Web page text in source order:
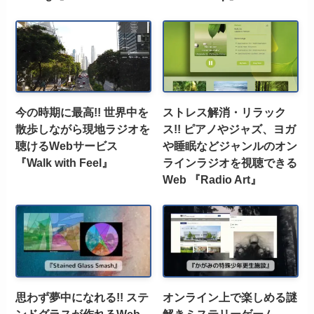
今の時期に最高!! 世界中を
散歩しながら現地ラジオを
聴けるWebサービス
『Walk with Feel』
ストレス解消・リラック
ス!! ピアノやジャズ、ヨガ
や睡眠などジャンルのオン
ラインラジオを視聴できる
Web 『Radio Art』
思わず夢中になれる!! ステ
オンライン上で楽しめる謎